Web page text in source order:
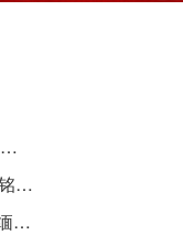
​ “始终要为无产阶级利益奋斗” ——纪念罗登贤同志诞辰120周年
李竹如：以笔为刃、以墨为枪的新闻战士（铭记历史 缅怀先烈·抗日英雄）
吴焜：威震日寇的新四军“虎将”（铭记历史 缅怀先烈·抗日英雄）